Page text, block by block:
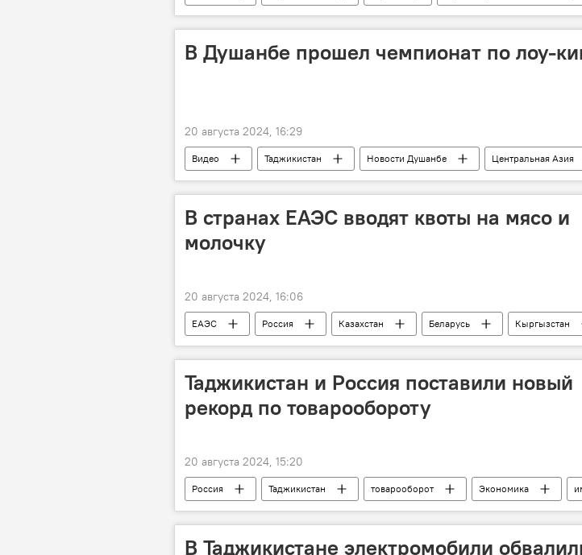
Происшествия, ЧП, криминал
суд
В Душанбе прошел чемпионат по лоу-
20 августа 2024, 16:29
Видео Таджикистан Новости Душанбе Центральная Азия
Таджикистан: свежие новости спорта
В странах ЕАЭС вводят квоты на мясо и
молочку
20 августа 2024, 16:06
ЕАЭС Россия Казахстан Беларусь Кыргызстан
мясо
молоко
Таджикистан и Россия поставили новый
рекорд по товарообороту
20 августа 2024, 15:20
Россия Таджикистан товарооборот Экономика
экспорт
В Таджикистане электромобили